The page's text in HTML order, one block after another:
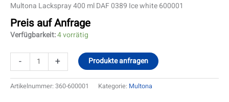
Multona Lackspray 400 ml DAF 0389 Ice white 600001
Preis auf Anfrage
Verfügbarkeit:4 vorrätig
- + Produkte anfragen
Artikelnummer: 360-600001 Kategorie: Multona